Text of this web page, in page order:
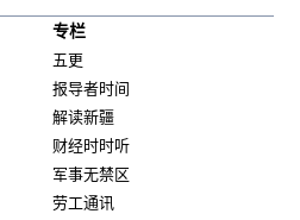
专栏
五更
报导者时间
解读新疆
财经时时听
军事无禁区
劳工通讯